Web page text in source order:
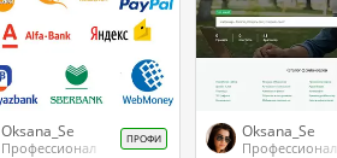
Oksana_Se
Профессионал
ПРОФИ Oksana_Se
Профессионал